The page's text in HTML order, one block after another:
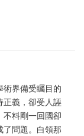
界備受矚目的
正義，卻受人誣
料剛一回國卻
問題。白領那